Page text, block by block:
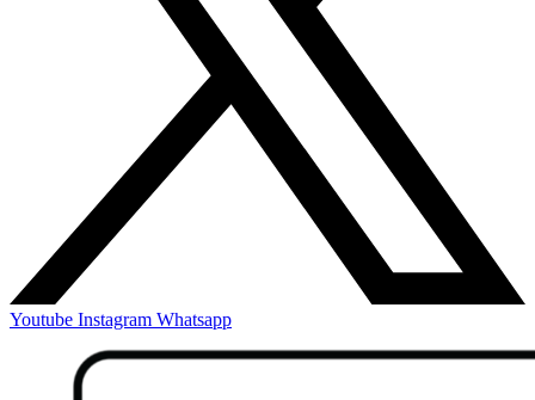
Youtube Instagram Whatsapp